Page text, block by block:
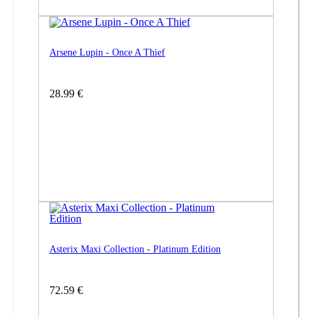
Arsene Lupin - Once A Thief
28.99 €
Asterix Maxi Collection - Platinum Edition
72.59 €